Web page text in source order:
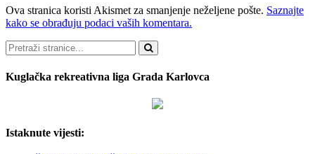
Ova stranica koristi Akismet za smanjenje neželjene pošte. Saznajte
kako se obrađuju podaci vaših komentara.
Pretraži
Kuglačka rekreativna liga Grada Karlovca
Istaknute vijesti: